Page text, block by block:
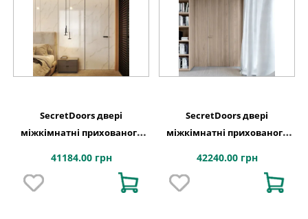
SecretDoors двері
міжкімнатні прихованого
дерево, колор
41184.00 грн
SecretDoors двері
міжкімнатні прихованого
натуральний тонований +
лак алюмінієве полотно
42240.00 грн